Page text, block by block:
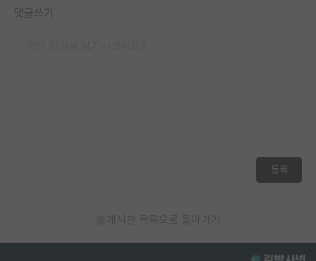
재팬라운지 🌸
댓글쓰기
등록
게시판 목록으로 돌아가기